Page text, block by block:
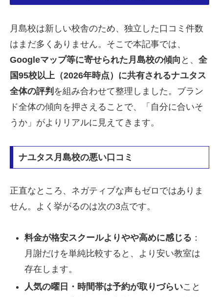
月島校は新しい校舎のため、独立した口コミ件数
はまだ多くありません。そこで本記事では、
Googleマップ等に寄せられた月島校の傾向 と、 全
国95校以上（2026年時点）に共有されるナユタス
全体の評判 を組み合わせて整理しました。ブラン
ド全体の傾向を押さえることで、「自分に合いそ
うか」がよりリアルに見えてきます。
ナユタス月島校の悪い口コミ
正直なところ、ネガティブな声もゼロではありま
せん。よく挙がるのは次の3点です。
料金が格安スクールよりやや高めに感じる ：
月謝だけを単純比較すると、より安い教室は
存在します。
人気の曜日・時間帯は予約が取りづらいこと